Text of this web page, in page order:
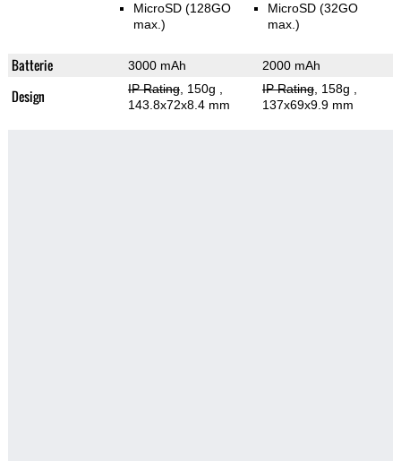
MicroSD (128GO
max.)
MicroSD (32GO
max.)
Batterie 3000 mAh 2000 mAh
Design IP Rating, 150g
143.8x72x8.4 mm
IP Rating, 158g
137x69x9.9 mm